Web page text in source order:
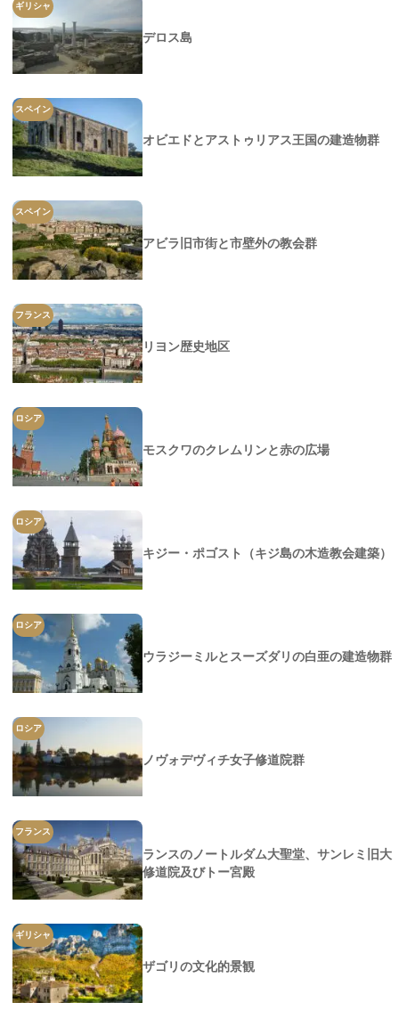
ギリシャ
デロス島
スペイン
オビエドとアストゥリアス王国の建造物群
スペイン
アビラ旧市街と市壁外の教会群
フランス
リヨン歴史地区
ロシア
モスクワのクレムリンと赤の広場
ロシア
キジー・ポゴスト（キジ島の木造教会建築）
ロシア
ウラジーミルとスーズダリの白亜の建造物群
ロシア
ノヴォデヴィチ女子修道院群
フランス
ランスのノートルダム大聖堂、サンレミ旧大
修道院及びトー宮殿
ギリシャ
ザゴリの文化的景観